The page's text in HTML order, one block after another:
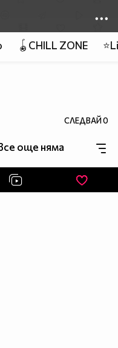
🪀CHILL ZONE
СЛЕДВАЙ0
още няма